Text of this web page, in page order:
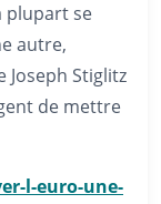
plupart se
autre,
Joseph Stiglitz
de mettre
l-euro-une-